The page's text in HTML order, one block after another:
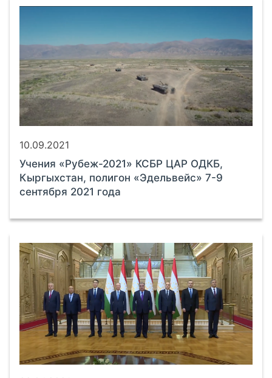
10.09.2021
Учения «Рубеж-2021» КСБР ЦАР ОДКБ,
Кыргыхстан, полигон «Эдельвейс» 7-9
сентября 2021 года